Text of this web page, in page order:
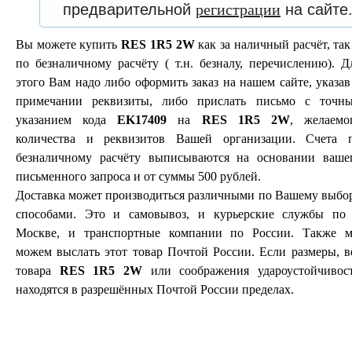
предварительной регистрации на сайте.
Вы можете купитьRES 1R5 2Wкак за наличный расчёт,
по безналичному расчёту ( т.н. безналу, перечислению).
этого Вам надо либо оформить заказ на нашем сайте,
примечании реквизиты, либо прислать письмо с
указанием кодаEK17409 на RES 1R5 2W,
количества и реквизитов Вашей организации. Счета
безналичному расчёту выписываются на основании
письменного запроса и от суммы 500 рублей.
Доставка может производиться различными по Вашему
способами. Это и самовывоз, и курьерские службы по
Москве, и транспортные компании по России. Также
можем выслать этот товар Почтой России. Если размеры,
товара RES 1R5 2W или соображения
находятся в разрешённых Почтой России пределах.